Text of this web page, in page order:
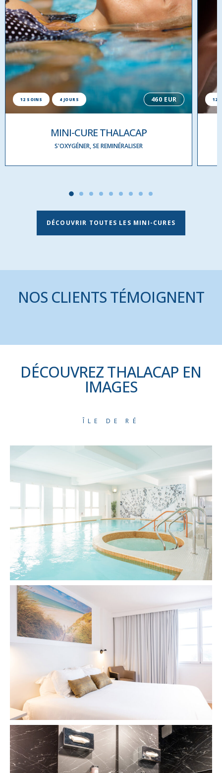
12 SOINS 4 JOURS 460 EUR
MINI-CURE THALACAP
S'OXYGÉNER, SE REMINÉRALISER
12
DÉCOUVRIR TOUTES LES MINI-CURES
NOS CLIENTS TÉMOIGNENT
DÉCOUVREZ THALACAP EN
IMAGES
ÎLE DE RÉ